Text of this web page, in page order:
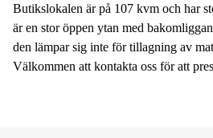
Butikslokalen är på 107 kvm och har
är en stor öppen ytan med
den lämpar sig inte för tillagning av
Välkommen att kontakta oss för att